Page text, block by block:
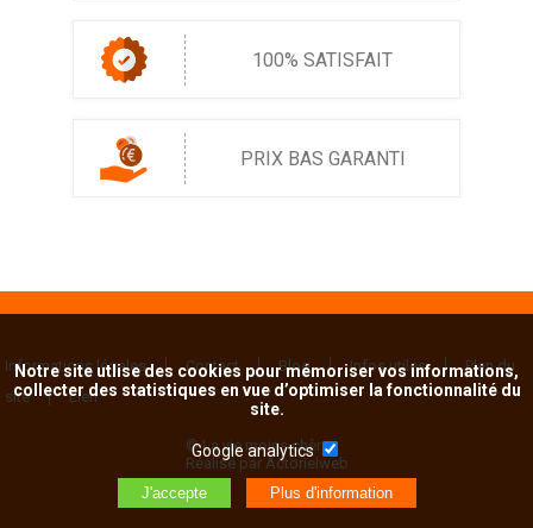
100% SATISFAIT
PRIX BAS GARANTI
Informations légales Contact Blog Infos utiles
Plan du
site
Lien
© La vie moins chère
Réalisé par Actorielweb
Notre site utlise des cookies pour mémoriser vos informations,
collecter des statistiques en vue d’optimiser la fonctionnalité du
site.
Google analytics